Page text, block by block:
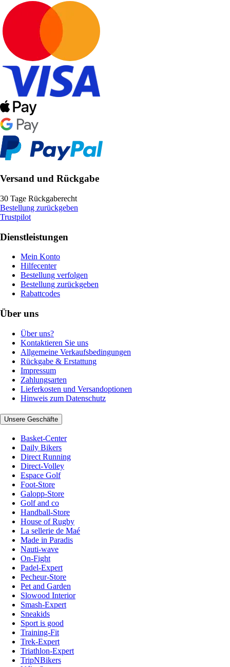
Versand und Rückgabe
30 Tage Rückgaberecht
Bestellung zurückgeben
Trustpilot
Dienstleistungen
Mein Konto
Hilfecenter
Bestellung verfolgen
Bestellung zurückgeben
Rabattcodes
Über uns
Über uns?
Kontaktieren Sie uns
Allgemeine Verkaufsbedingungen
Rückgabe & Erstattung
Impressum
Zahlungsarten
Lieferkosten und Versandoptionen
Hinweis zum Datenschutz
Unsere Geschäfte
Basket-Center
Daily Bikers
Direct Running
Direct-Volley
Espace Golf
Foot-Store
Galopp-Store
Golf and co
Handball-Store
House of Rugby
La sellerie de Maé
Made in Paradis
Nauti-wave
On-Fight
Padel-Expert
Pecheur-Store
Pet and Garden
Slowood Interior
Smash-Expert
Sneakids
Sport is good
Training-Fit
Trek-Expert
Triathlon-Expert
TripNBikers